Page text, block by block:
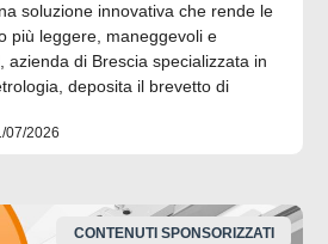
soluzione innovativa che rende le
più leggere, maneggevoli e
azienda di Brescia specializzata in
deposita il brevetto di
07/2026
CONTENUTI SPONSORIZZATI